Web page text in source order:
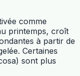
comme
printemps, croît
à partir de
Certaines
sont plus